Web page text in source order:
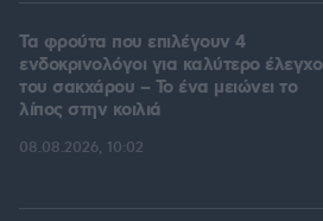
Τα φρούτα που επιλέγουν 4
ενδοκρινολόγοι για καλύτερο έλεγχο
του σακχάρου – Το ένα μειώνει το
λίπος στην κοιλιά
08.08.2026, 10:02